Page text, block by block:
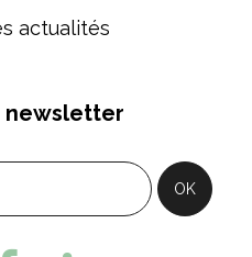
actualités
newsletter